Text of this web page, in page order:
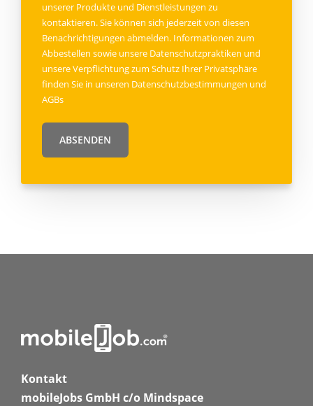
unserer Produkte und Dienstleistungen zu
kontaktieren. Sie können sich jederzeit von diesen
Benachrichtigungen abmelden. Informationen zum
Abbestellen sowie unsere Datenschutzpraktiken und
unsere Verpflichtung zum Schutz Ihrer Privatsphäre
finden Sie in unseren Datenschutzbestimmungen und
AGBs
Kontakt
mobileJobs GmbH c/o Mindspace